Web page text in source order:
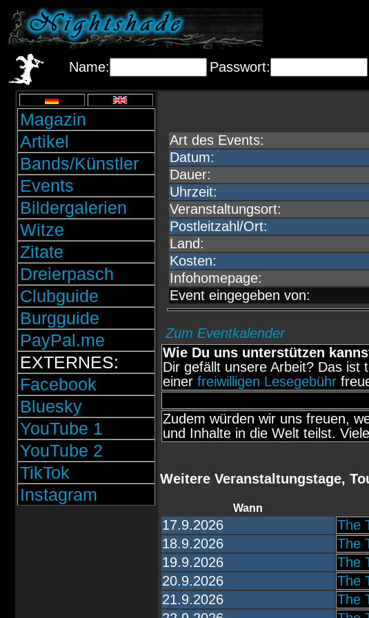
Name: Passwort:
Magazin
Artikel
Bands/Künstler
Events
Bildergalerien
Witze
Zitate
Dreierpasch
Clubguide
Burgguide
PayPal.me
EXTERNES:
Facebook
Bluesky
YouTube 1
YouTube 2
TikTok
Instagram
Art des Events:
Datum:
Dauer:
Uhrzeit:
Veranstaltungsort:
Postleitzahl/Ort:
Land:
Kosten:
Infohomepage:
Event eingegeben von:
Zum Eventkalender
Wie Du uns unterstützen
Dir gefällt unsere Arbeit? Das ist
einer freiwilligen Lesegebühr
Zudem würden wir uns freuen,
und Inhalte in die Welt teilst.
Weitere Veranstaltungstage,
Wann
17.9.2026 The
18.9.2026
The
19.9.2026
The
20.9.2026
The
21.9.2026
The